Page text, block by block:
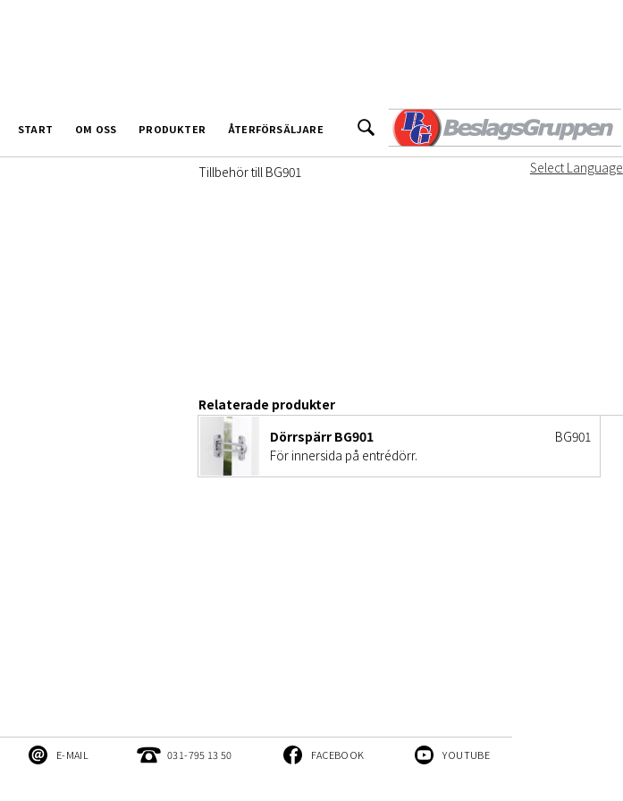
START OM OSS PRODUKTER ÅTERFÖRSÄLJARE
Select Language
Skruvbussning inkl. genomgående skruv
Tillbehör till BG901
Relaterade produkter
Dörrspärr BG901
BG901
För innersida på entrédörr.
E-MAIL 031-795 13 50 FACEBOOK YOUTUBE